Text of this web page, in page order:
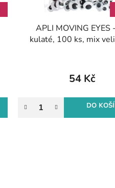
APLI MOVING EYES
kulaté, 100 ks, mix
54 Kč
DO